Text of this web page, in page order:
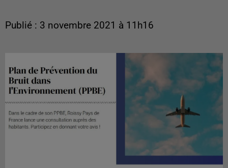
Publié : 3 novembre 2021 à 11h16